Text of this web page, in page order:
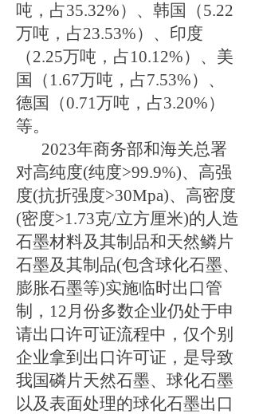
吨，占35.32%）、韩国（5.22
万吨，占23.53%）、印度
（2.25万吨，占10.12%）、美
国（ 1.67万吨，占7.53%）、
德国（0.71万吨，占3.20%）
等。
2023年商务部和海关总署
对高纯度(纯度>99.9%)、高强
度(抗折强度>30Mpa)、高密度
(密度>1.73克/立方厘米)的人造
石墨材料及其制品和天然鳞片
石墨及其制品(包含球化石墨、
膨胀石墨等)实施临时出口管
制， 12月份多数企业仍处于申
请出口许可证流程中，仅个别
企业拿到出口许可证， 是导致
我国磷片天然石墨、球化石墨
以及表面处理的球化石墨出口